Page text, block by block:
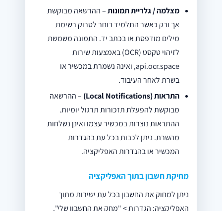
מצלמה / גלריית תמונות– ההרשאה מבוקשת
אך ורק כאשר התלמיד בוחר לסרוק רשימת
מילים מודפסת או בכתב יד. התמונה משמשת
לזיהוי טקסט (OCR) באמצעות שירות
api.ocr.space, ואינה נשמרת במכשיר או
בשרת לאחר העיבוד.
התראות (Local Notifications)
– ההרשאה
מבוקשת להפעלת תזכורות תרגול יומיות.
ההתראות נוצרות במכשיר עצמו ואינן נשלחות
מהשרת. ניתן לכבות בכל עת בהגדרות
המכשיר או בהגדרות האפליקציה.
מחיקת חשבון בתוך האפליקציה
ניתן למחוק את החשבון בכל עת ישירות מתוך
האפליקציה: הגדרות > "מחק את החשבון שלי".